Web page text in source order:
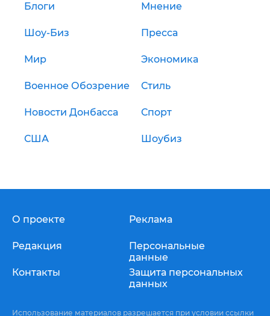
Блоги Мнение
Шоу-Биз Пресса
Мир Экономика
Военное Обозрение Стиль
Новости Донбасса Спорт
США Шоубиз
О проекте
Редакция
Контакты
Реклама
Персональные
данные
Защита персональных
данных
Использование материалов разрешается при условии ссылки